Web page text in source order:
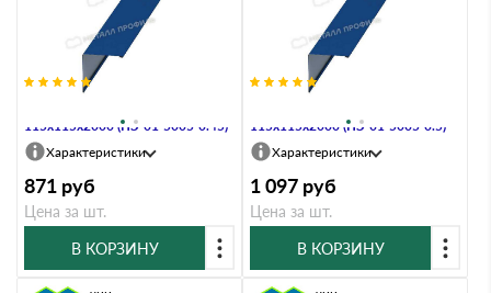
115х115х2000 (ПЭ-01-5005-0.45)
Характеристики
871 руб
Цена за шт.
В КОРЗИНУ
115х115х2000 (ПЭ-01-5005-0.5)
Характеристики
1 097 руб
Цена за шт.
В КОРЗИНУ